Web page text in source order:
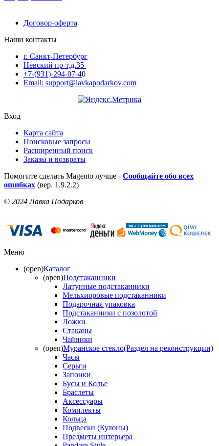
Договор-оферта
Наши контакты
г. Санкт-Петербург
Невский пр-т,д.35
+7-(931)-294-07-40
Email: support@lavkapodarkov.com
Вход
Карта сайта
Поисковые запросы
Расширенный поиск
Заказы и возвраты
Помогите сделать Magento лучше - Сообщайте обо всех
ошибках (вер. 1.9.2.2)
© 2024 Лавка Подарков
Меню
(open)Каталог
(open)Подстаканники
Латунные подстаканники
Мельхиоровые подстаканники
Подарочная упаковка
Подстаканники с позолотой
Ложки
Стаканы
Чайники
(open)Муранское стекло(Раздел на реконструкции)
Часы
Серьги
Запонки
Бусы и Колье
Браслеты
Аксессуары
Комплекты
Кольца
Подвески (Кулоны)
Предметы интерьера